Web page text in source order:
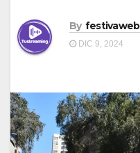
By festivaweb
DIC 9, 2024